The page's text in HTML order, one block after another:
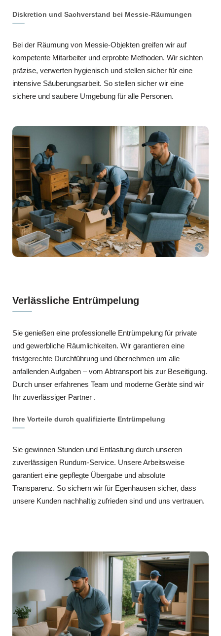
Diskretion und Sachverstand bei Messie-Räumungen
Bei der Räumung von Messie-Objekten greifen wir auf
kompetente Mitarbeiter und erprobte Methoden. Wir sichten
präzise, verwerten hygienisch und stellen sicher für eine
intensive Säuberungsarbeit. So stellen sicher wir eine
sichere und saubere Umgebung für alle Personen.
Verlässliche Entrümpelung
Sie genießen eine professionelle Entrümpelung für private
und gewerbliche Räumlichkeiten. Wir garantieren eine
fristgerechte Durchführung und übernehmen um alle
anfallenden Aufgaben – vom Abtransport bis zur Beseitigung.
Durch unser erfahrenes Team und moderne Geräte sind wir
Ihr zuverlässiger Partner .
Ihre Vorteile durch qualifizierte Entrümpelung
Sie gewinnen Stunden und Entlastung durch unseren
zuverlässigen Rundum-Service. Unsere Arbeitsweise
garantiert eine gepflegte Übergabe und absolute
Transparenz. So sichern wir für Egenhausen sicher, dass
unsere Kunden nachhaltig zufrieden sind und uns vertrauen.